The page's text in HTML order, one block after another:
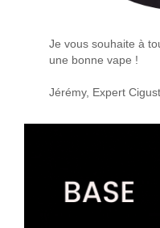
Je vous souhaite à
une bonne vape !
Jérémy, Expert